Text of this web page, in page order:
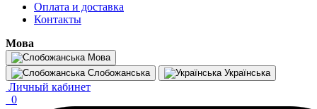
Оплата и доставка
Контакты
Мова
Мова
Слобожанська
Українська
Личный кабинет
0